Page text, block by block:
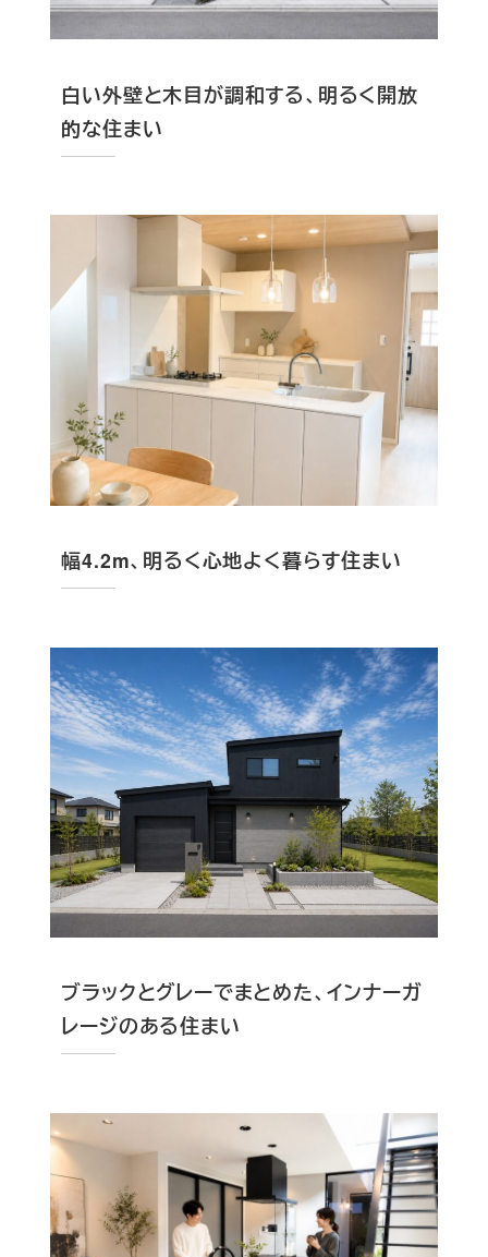
白い外壁と木目が調和する、明るく開放
的な住まい
幅4.2m、明るく心地よく暮らす住まい
ブラックとグレーでまとめた、インナーガ
レージのある住まい